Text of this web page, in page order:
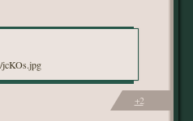
+2